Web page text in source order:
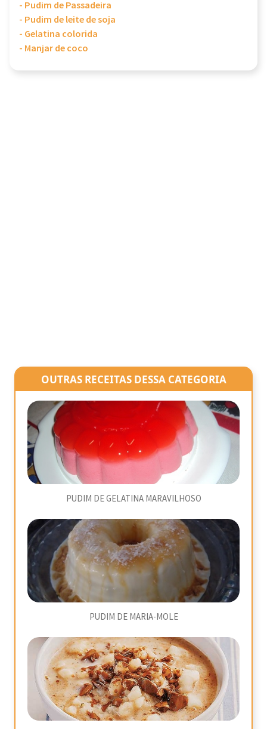
- Pudim de Passadeira
- Pudim de leite de soja
- Gelatina colorida
- Manjar de coco
OUTRAS RECEITAS DESSA CATEGORIA
PUDIM DE GELATINA MARAVILHOSO
PUDIM DE MARIA-MOLE